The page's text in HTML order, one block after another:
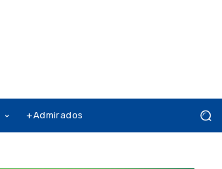
+Admirados